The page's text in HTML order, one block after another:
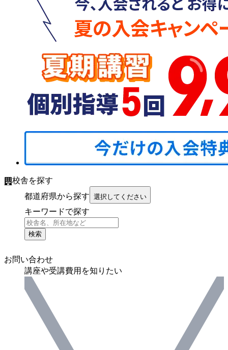
校舎を探す
都道府県から探す 選択してください
キーワードで探す
検索
お問い合わせ
講座や受講費用を知りたい